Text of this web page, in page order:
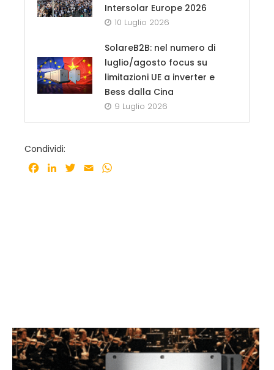
Intersolar Europe 2026
10 Luglio 2026
SolareB2B: nel numero di
luglio/agosto focus su
limitazioni UE a inverter e
Bess dalla Cina
9 Luglio 2026
Condividi:
Facebook
LinkedInTwitter
Email